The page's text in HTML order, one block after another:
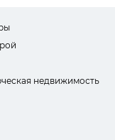
недвижимость